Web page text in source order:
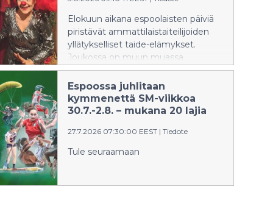
Elokuun aikana espoolaisten päiviä
piristävät ammattilaistaiteilijoiden
yllätykselliset taide-elämykset.
Joukossa on muun muassa
rauhantahtoa esittelevä yhteisöllinen
esitystaidehanke, nukketeatteria,
tankotanssia ja musiikkiesityksiä.
Espoossa juhlitaan
kymmenettä SM-viikkoa
30.7.-2.8. – mukana 20 lajia
27.7.2026 07:30:00 EEST | Tiedote
Tule seuraamaan